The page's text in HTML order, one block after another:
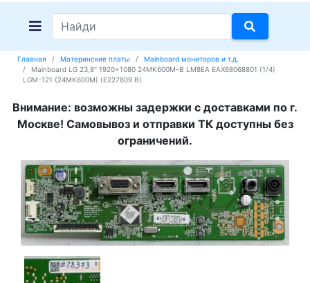
Главная Материнские платы
Mainboard мониторов и т.д.
Mainboard LG 23,8" 1920x1080 24MK600M-B LM8EA EAX68068801 (1/4)
LGM-121 (24MK600M) (E227809 B)
Внимание: возможны задержки с доставками по г.
Москве! Самовывоз и отправки ТК доступны без
ограничений.